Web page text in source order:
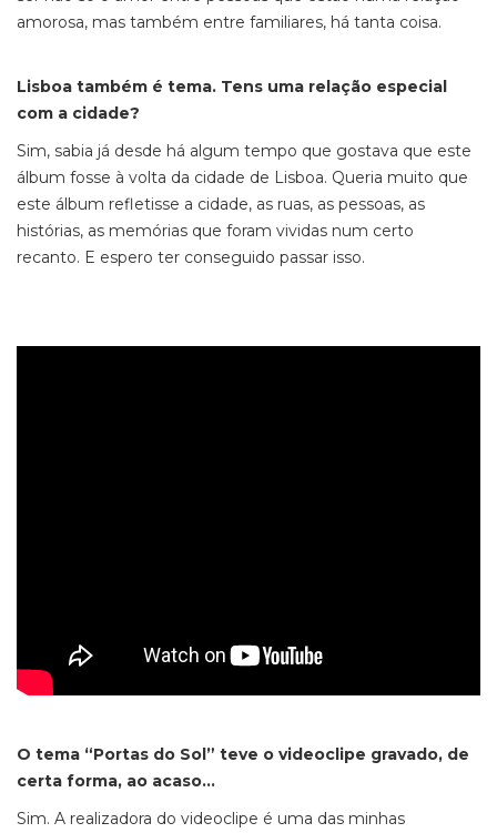
amorosa, mas também entre familiares, há tanta coisa.
Lisboa também é tema. Tens uma relação especial
com a cidade?
Sim, sabia já desde há algum tempo que gostava que este
álbum fosse à volta da cidade de Lisboa. Queria muito que
este álbum refletisse a cidade, as ruas, as pessoas, as
histórias, as memórias que foram vividas num certo
recanto. E espero ter conseguido passar isso.
O tema “Portas do Sol” teve o videoclipe gravado, de
certa forma, ao acaso…
Sim. A realizadora do videoclipe é uma das minhas